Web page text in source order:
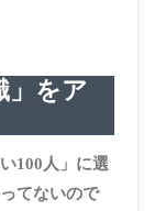
」をア
100人」に選
てないので